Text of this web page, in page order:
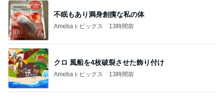
不眠もあり満身創痍な私の体
Amebaトピックス 13時間前
クロ 風船を4枚破裂させた飾り付け
Amebaトピックス 13時間前